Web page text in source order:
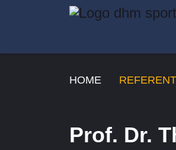
HOME
Prof. Dr.